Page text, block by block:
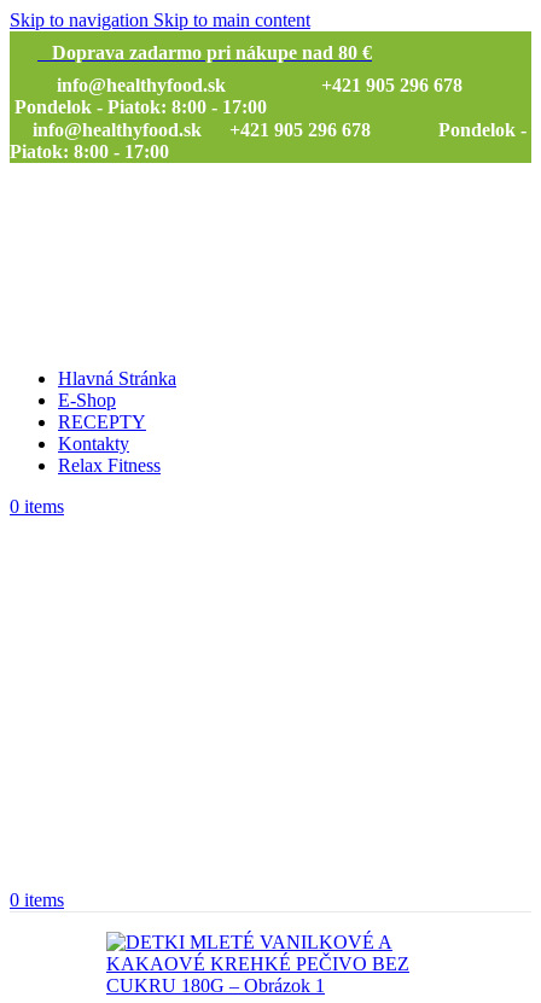
Skip to navigation Skip to main content
Doprava zadarmo pri nákupe nad 80 €
info@healthyfood.sk
+421 905 296 678
Pondelok - Piatok: 8:00 - 17:00
info@healthyfood.sk
+421 905 296 678 Pondelok -
Piatok: 8:00 - 17:00
Hlavná Stránka
E-Shop
RECEPTY
Kontakty
Relax Fitness
0 items
0 items